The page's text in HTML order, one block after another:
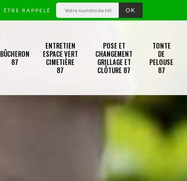
ÊTRE RAPPELÉ
BÛCHERON
87
ENTRETIEN
ESPACE VERT
CIMETIÈRE
87
POSE ET
CHANGEMENT
GRILLAGE ET
CLÔTURE 87
TONTE
DE
PELOUSE
87